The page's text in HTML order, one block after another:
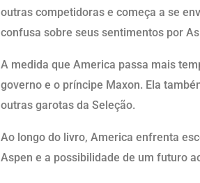
outras competidoras e começa a se
confusa sobre seus sentimentos por
A medida que America passa mais
governo e o príncipe Maxon. Ela
outras garotas da Seleção.
Ao longo do livro, America enfrenta
Aspen e a possibilidade de um futuro